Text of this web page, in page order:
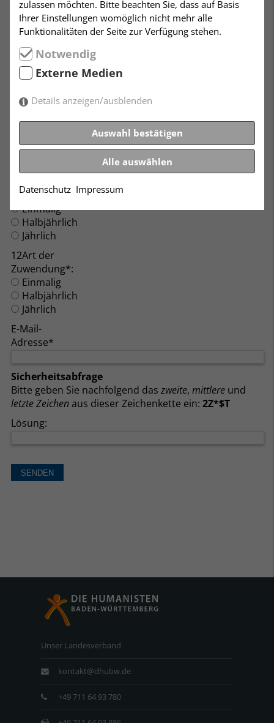
Jährlich
9Art der
Zuwendung*:
Einmalig
Halbjährlich
10Art der
Zuwendung*:
Halbjährlich
11Art der
Zuwendung*:
Einmalig
Halbjährlich
Jährlich
12Art der
Zuwendung*:
Einmalig
Halbjährlich
Jährlich
E-Mail-
Adresse*
Sicherheitsabfrage
Bitte geben Sie nachfolgend das zweite, mittlereund
letzte Zeichenaus dieser Zeichenkette ein: 2Z*$T
Lösung:
Unser Landesverband
kontakt@dhubw.de
+49 711 64 93 780
zulassen möchten. Bitte beachten Sie, dass auf Basis
Ihrer Einstellungen womöglich nicht mehr alle
Funktionalitäten der Seite zur Verfügung stehen.
Notwendig
Externe Medien
Details anzeigen/ausblenden
Auswahl bestätigen
Alle auswählen
Datenschutz Impressum